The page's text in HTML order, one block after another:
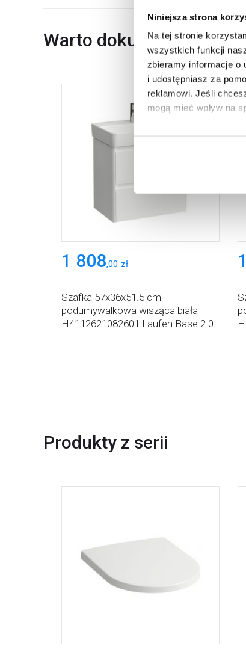
Niniejsza strona
Na tej stronie
wszystkich funkcji
zbieramy informacje o
i udostępniasz za
reklamowi. Jeśli
mogą mieć wpływ na
Aby uzyskać więcej
Warto dokupić
1 808,00 zł
Szafka 57x36x51.5 cm
podumywalkowa wisząca biała
H4112621082601 Laufen Base 2.0
Produkty z serii